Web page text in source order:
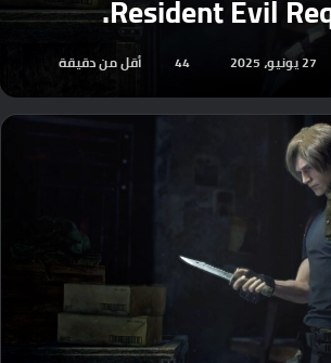
27 يونيو، 2025 44 أقل من دقيقة